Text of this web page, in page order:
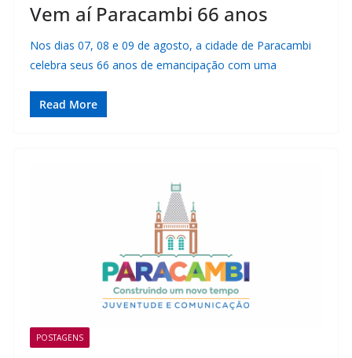
Vem aí Paracambi 66 anos
Nos dias 07, 08 e 09 de agosto, a cidade de Paracambi
celebra seus 66 anos de emancipação com uma
Read More
POSTAGENS